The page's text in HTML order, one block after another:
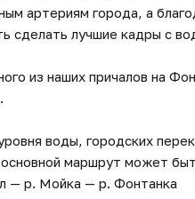
артериям города, а
сделать лучшие кадры с
из наших причалов на
воды, городских
маршрут может
— р. Мойка — р. Фонтанка